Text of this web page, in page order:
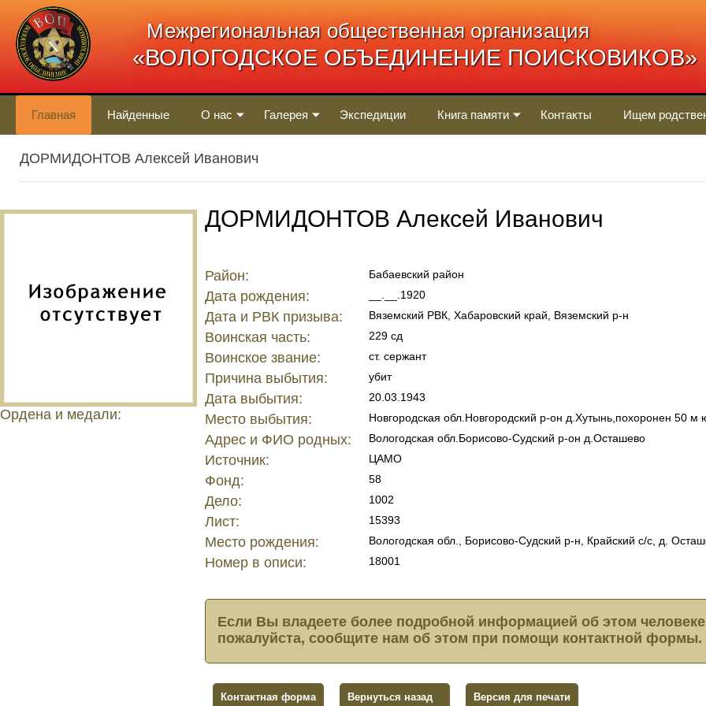
Межрегиональная общественная организация
«ВОЛОГОДСКОЕ ОБЪЕДИНЕНИЕ ПОИСКОВИКОВ»
Главная Найденные О нас Галерея Экспедиции Книга памяти Контакты Ищем
ДОРМИДОНТОВ Алексей Иванович
Ордена и медали:
ДОРМИДОНТОВ Алексей Иванович
Район: Бабаевский район
Дата рождения: __.__.1920
Дата и РВК призыва: Вяземский РВК, Хабаровский край, Вяземский р-н
Воинская часть: 229 сд
Воинское звание: ст. сержант
Причина выбытия: убит
Дата выбытия: 20.03.1943
Место выбытия: Новгородская обл.Новгородский р-он д.Хутынь,похоронен 50 м
Адрес и ФИО родных: Вологодская обл.Борисово-Судский р-он д.Осташево
Источник: ЦАМО
Фонд: 58
Дело: 1002
Лист: 15393
Место рождения: Вологодская обл., Борисово-Судский р-н, Крайский с/с, д.
Номер в описи: 18001
Если Вы владеете более подробной информацией об этом
пожалуйста, сообщите нам об этом при помощи контактной формы.
Контактная форма Вернуться назад Версия для печати